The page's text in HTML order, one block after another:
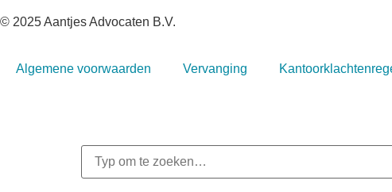
© 2025 Aantjes Advocaten B.V.
Algemene voorwaarden Vervanging